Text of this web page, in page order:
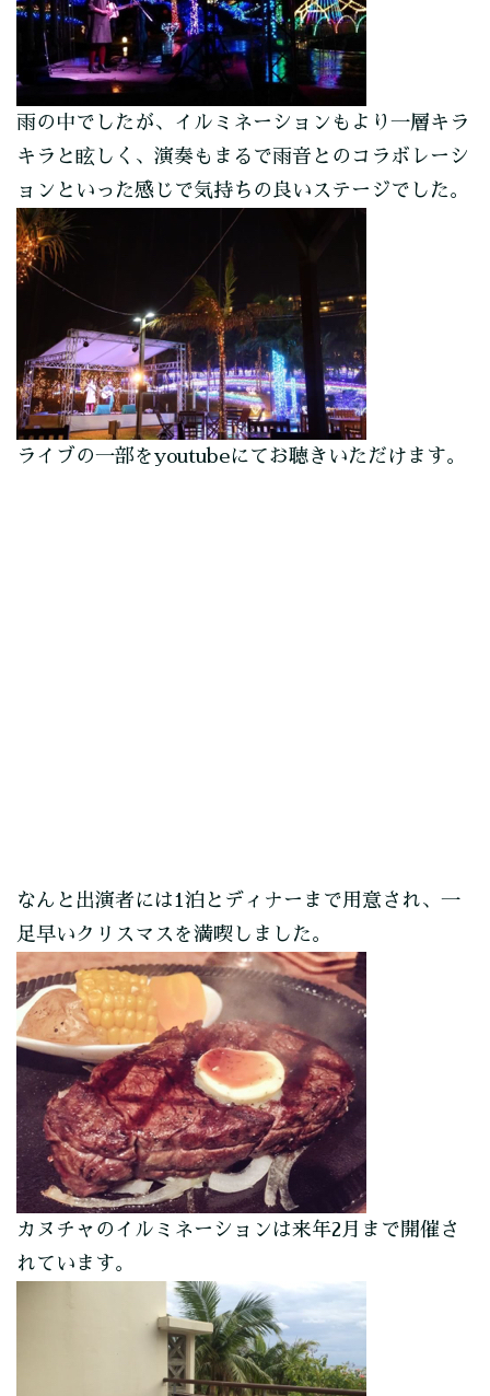
雨の中でしたが、イルミネーションもより一層キラ
キラと眩しく、演奏もまるで雨音とのコラボレーシ
ョンといった感じで気持ちの良いステージでした。
ライブの一部をyoutubeにてお聴きいただけます。
なんと出演者には1泊とディナーまで用意され、一
足早いクリスマスを満喫しました。
カヌチャのイルミネーションは来年2月まで開催さ
れています。